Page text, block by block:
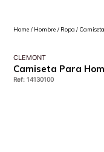
Hombre Ropa
CLEMONT
Camiseta Para
Ref:14130100